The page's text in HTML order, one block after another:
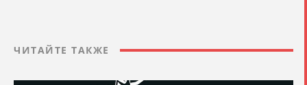
ЧИТАЙТЕ ТАКЖЕ